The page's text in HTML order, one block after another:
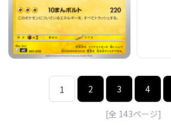
1 2 3 4
[全 143ページ]